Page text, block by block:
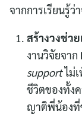
จากการเรียนรู้ว่
สร้างวงช่ว
งานวิจัยจาก
supportไม่
ชีวิตของทั้ง
ญาติพี่น้องที่